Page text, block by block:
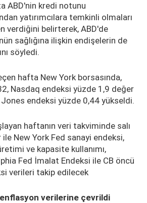
ABD'nin kredi notunu
yatırımcılara temkinli olmaları
verdiğini belirterek, ABD'de
sağlığına ilişkin endişelerin de
söyledi.
hafta New York borsasında,
Nasdaq endeksi yüzde 1,9 değer
endeksi yüzde 0,44 yükseldi.
haftanın veri takviminde salı
New York Fed sanayi endeksi,
ve kapasite kullanımı,
Fed İmalat Endeksi ile CB öncü
verileri takip edilecek
verilerine çevrildi